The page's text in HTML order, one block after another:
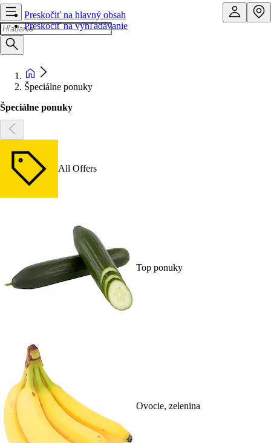
Preskočiť na hlavný obsah
Preskočiť na vyhľadávanie
Špeciálne ponuky
Špeciálne ponuky
All Offers
Top ponuky
Ovocie, zelenina